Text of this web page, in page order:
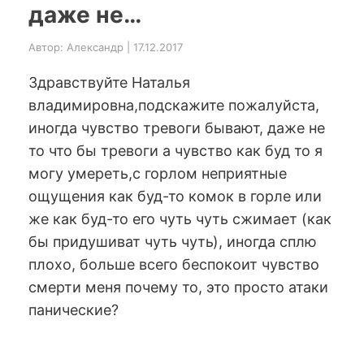
даже не…
Автор: Александр | 17.12.2017
Здравствуйте Наталья
владимировна,подскажите пожалуйста,
иногда чувство тревоги бывают, даже не
то что бы тревоги а чувство как буд то я
могу умереть,с горлом неприятные
ощущения как буд-то комок в горле или
же как буд-то его чуть чуть сжимает (как
бы придушиват чуть чуть), иногда сплю
плохо, больше всего беспокоит чувство
смерти меня почему то, это просто атаки
панические?